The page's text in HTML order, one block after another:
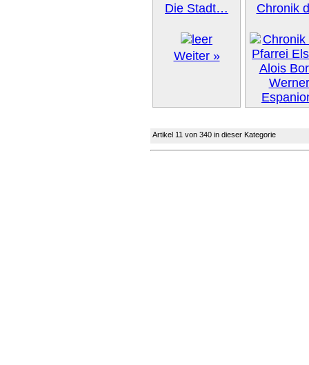
Die Stadt…
Weiter »
Chronik
Artikel 11 von 340 in dieser Kategorie